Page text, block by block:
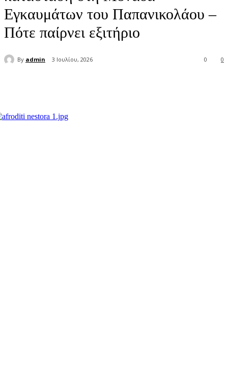
Εγκαυμάτων του Παπανικολάου –
Πότε παίρνει εξιτήριο
By admin 3 Ιουλίου, 2026 0
0